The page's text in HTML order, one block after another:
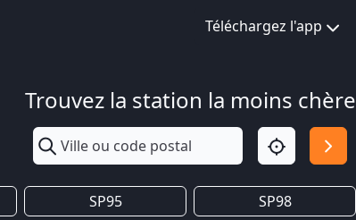
Téléchargez l'app
Trouvez la station la moins chère
SP95 SP98